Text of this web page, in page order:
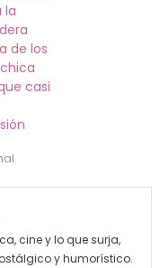
la
de los
casi
cine y lo que surja,
y humorístico.